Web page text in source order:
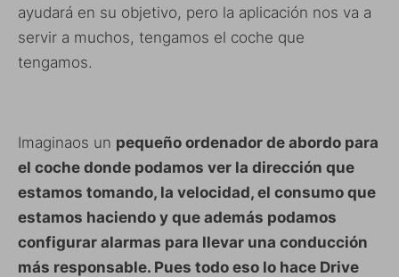
ayudará en su objetivo, pero la aplicación nos va a
servir a muchos, tengamos el coche que
tengamos.
Imaginaos un pequeño ordenador de abordo para
el coche donde podamos ver la dirección que
estamos tomando, la velocidad, el consumo que
estamos haciendo y que además podamos
configurar alarmas para llevar una conducción
más responsable. Pues todo eso lo hace Drive